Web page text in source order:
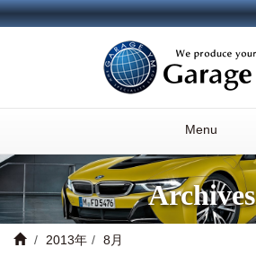
Menu
Archives
2013年 8月